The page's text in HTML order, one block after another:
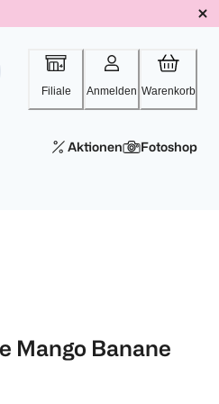
Filiale Anmelden Warenkorb
Aktionen Fotoshop
Mango Banane